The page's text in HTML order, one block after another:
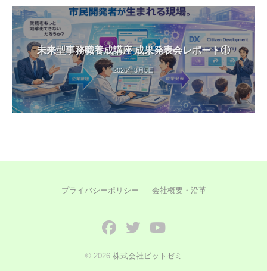
未来型事務職養成講座 成果発表会レポート①
2026年3月5日
プライバシーポリシー 会社概要・沿革
FacebookTwitterYouTube
© 2026 株式会社ビットゼミ